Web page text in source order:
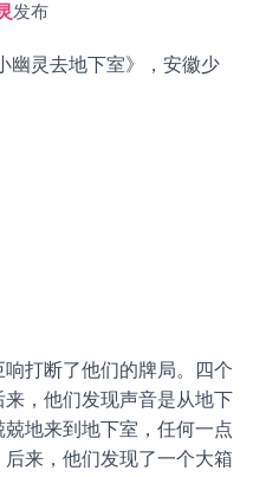
发布
幽灵去地下室》，安徽少
打断了他们的牌局。四个
，他们发现声音是从地下
地来到地下室，任何一点
来，他们发现了一个大箱